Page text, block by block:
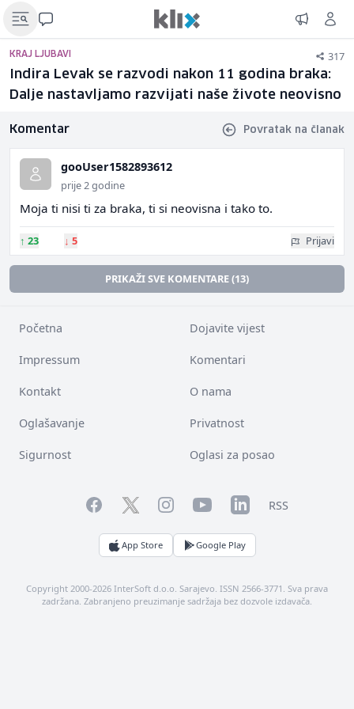
KRAJ LJUBAVI 317
Indira Levak se razvodi nakon 11 godina braka:
Dalje nastavljamo razvijati naše živote neovisno
Komentar Povratak na članak
gooUser1582893612
prije 2 godine
Moja ti nisi ti za braka, ti si neovisna i tako to.
↑ 23 ↓ 5 Prijavi
PRIKAŽI SVE KOMENTARE (13)
Početna Dojavite vijest
Impressum Komentari
Kontakt O nama
Oglašavanje Privatnost
Sigurnost Oglasi za posao
FacebookTwitterInstagramYouTubeLinkedInRSS
App Store Google Play
Copyright 2000-2026 InterSoft d.o.o. Sarajevo. ISSN 2566-3771. Sva prava
zadržana. Zabranjeno preuzimanje sadržaja bez dozvole izdavača.